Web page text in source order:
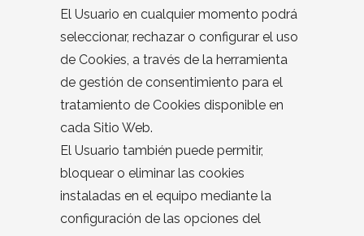
El Usuario en cualquier momento podrá
seleccionar, rechazar o configurar el uso
de Cookies, a través de la herramienta
de gestión de consentimiento para el
tratamiento de Cookies disponible en
cada Sitio Web.
El Usuario también puede permitir,
bloquear o eliminar las cookies
instaladas en el equipo mediante la
configuración de las opciones del